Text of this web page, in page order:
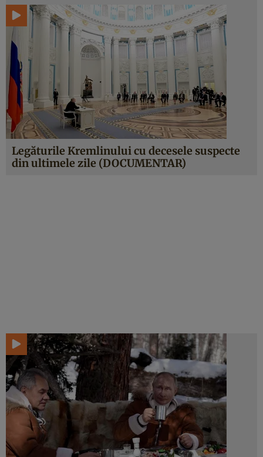
Legăturile Kremlinului cu decesele suspecte
din ultimele zile (DOCUMENTAR)